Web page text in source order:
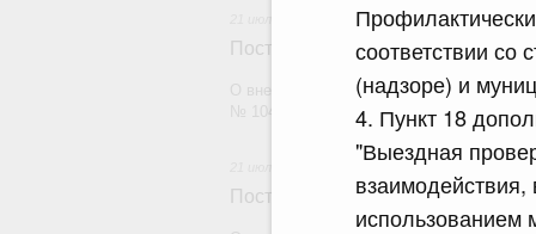
соответствии со
(надзоре) и
4. Пункт 18
"Выездная
использованием
Постановление Правительства
О внесении изменений в постановление
Постановление Правительства